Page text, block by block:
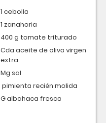
1 cebolla
1 zanahoria
400 g tomate triturado
Cda aceite de oliva virgen
extra
Mg sal
pimienta recién molida
G albahaca fresca